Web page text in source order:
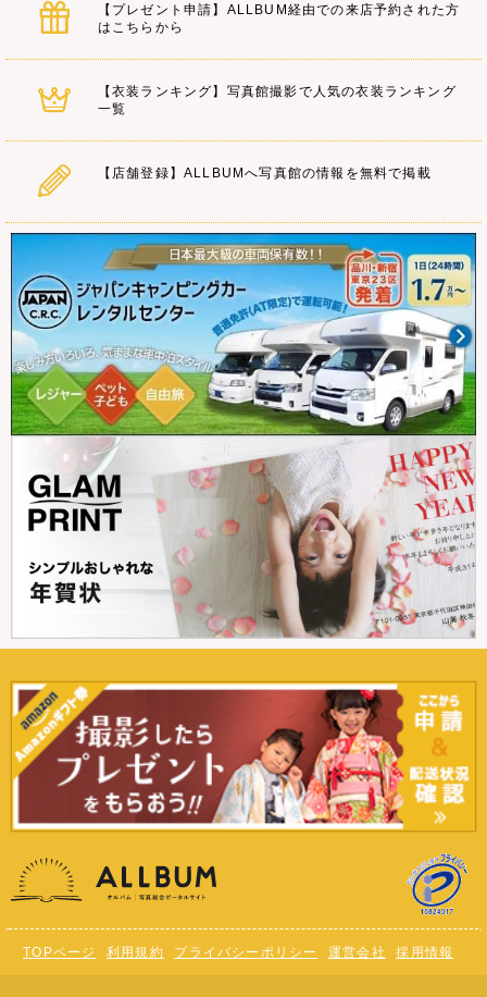
【プレゼント申請】ALLBUM経由での来店予約された方
はこちらから
【衣装ランキング】写真館撮影で人気の衣装ランキング
一覧
【店舗登録】ALLBUMへ写真館の情報を無料で掲載
TOPページ 利用規約 プライバシーポリシー 運営会社 採用情報